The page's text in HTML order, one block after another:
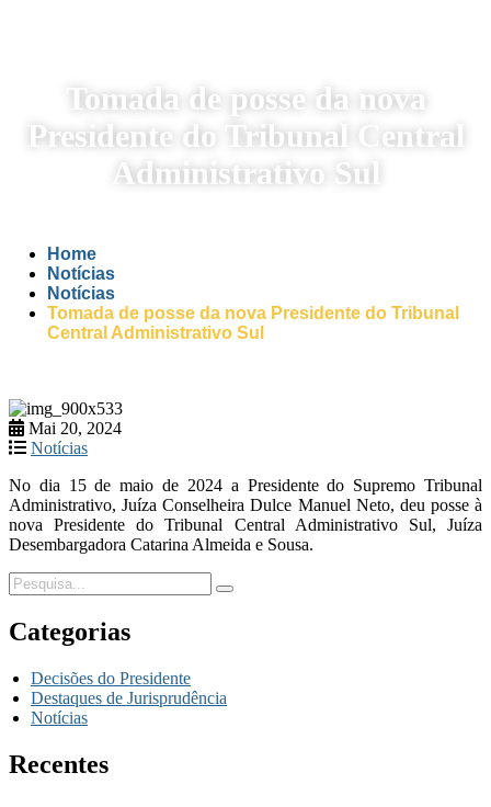
Tomada de posse da nova
Presidente do Tribunal Central
Administrativo Sul
Home
Notícias
Notícias
Tomada de posse da nova Presidente do Tribunal
Central Administrativo Sul
Mai 20, 2024
Notícias
No dia 15 de maio de 2024 a Presidente do Supremo Tribunal
Administrativo, Juíza Conselheira Dulce Manuel Neto, deu posse à
nova Presidente do Tribunal Central Administrativo Sul, Juíza
Desembargadora Catarina Almeida e Sousa.
Categorias
Decisões do Presidente
Destaques de Jurisprudência
Notícias
Recentes